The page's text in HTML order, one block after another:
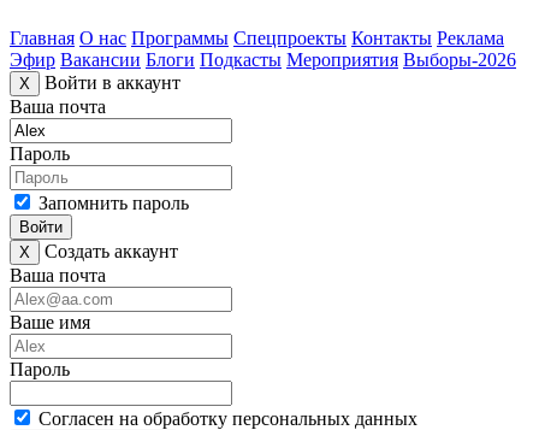
Главная О нас Программы Спецпроекты Контакты Реклама
Эфир Вакансии Блоги Подкасты Мероприятия Выборы-2026
X
Войти в аккаунт
Ваша почта
Пароль
Запомнить пароль
Войти
X
Создать аккаунт
Ваша почта
Ваше имя
Пароль
Согласен на обработку персональных данных